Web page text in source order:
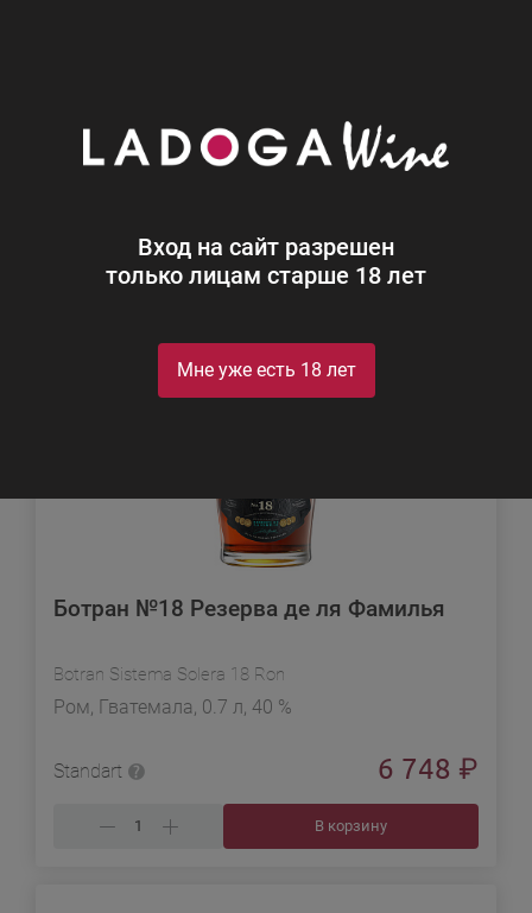
Вход на сайт разрешен
только лицам старше 18 лет
Мне уже есть 18 лет
Сортировка
Ботран №18 Резерва де ля Фамилья
Botran Sistema Solera 18 Ron
Ром, Гватемала, 0.7 л, 40 %
Standart 6 748 ₽
В корзину